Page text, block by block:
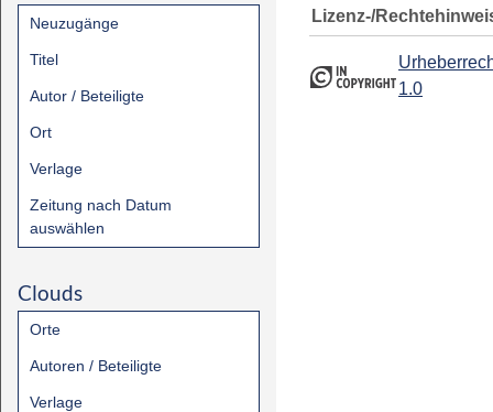
Neuzugänge
Titel
Autor / Beteiligte
Ort
Verlage
Zeitung nach Datum
auswählen
Clouds
Orte
Autoren / Beteiligte
Verlage
Lizenz-/
1.0